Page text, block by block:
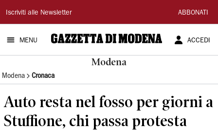
Gazzetta
di
Modena
Iscriviti alle Newsletter ABBONATI
MENU ACCEDI
Modena
Modena Cronaca
Auto resta nel fosso per giorni a
Stuffione, chi passa protesta